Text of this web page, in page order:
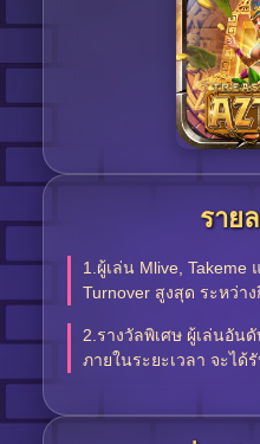
ราย
1.ผู้เล่น Mlive, Takeme
Turnover สูงสุด ระหว่า
2.รางวัลพิเศษ ผู้เล่นอัน
ภายในระยะเวลา จะได้